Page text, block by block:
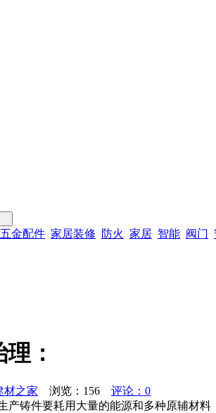
五金配件 家居装修 防火 家居 智能 阀门
：
材之家 浏览： 156
评论：0
铸件要耗用大量的能源和多种原辅材